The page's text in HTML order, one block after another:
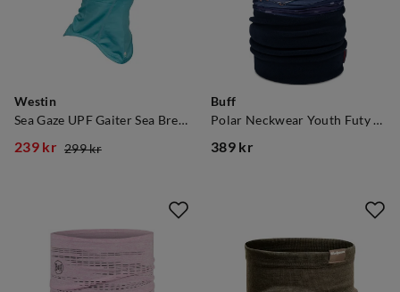
Westin
Sea Gaze UPF Gaiter Sea Breeze
239 kr 299 kr
Buff
Polar Neckwear Youth Futy Multi
389 kr